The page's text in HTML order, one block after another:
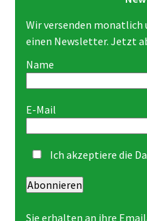
Wir versenden monatlich
einen Newsletter. Jetzt
Name
E-Mail
Ich akzeptiere die
Abonnieren
Sie erhalten an ihre